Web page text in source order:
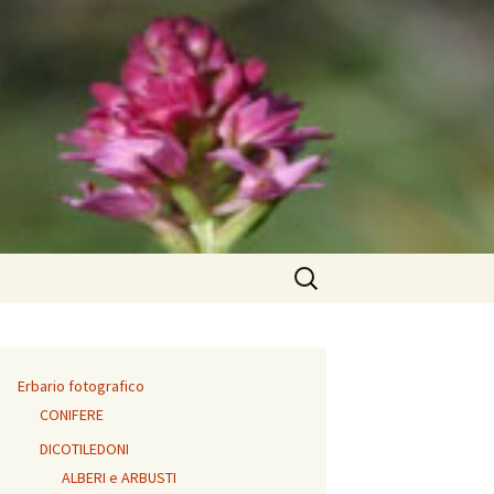
Ricerca
per:
Erbario fotografico
CONIFERE
DICOTILEDONI
ALBERI e ARBUSTI